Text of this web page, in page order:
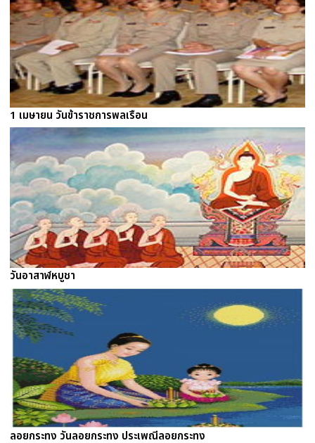
1 เมษายน วันข้าราชการพลเรือน
วันอาสาฬหบูชา
ลอยกระทง วันลอยกระทง ประเพณีลอยกระทง